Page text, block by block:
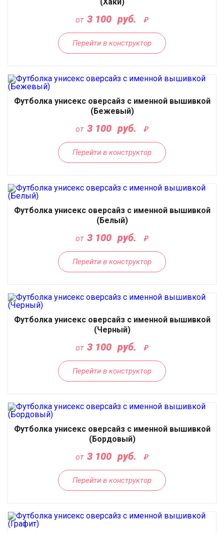
от 3 100 руб.
Перейти в конструктор
Футболка унисекс оверсайз с именной вышивкой
(Бежевый)
от 3 100 руб.
Перейти в конструктор
Футболка унисекс оверсайз с именной вышивкой
(Белый)
от 3 100 руб.
Перейти в конструктор
Футболка унисекс оверсайз с именной вышивкой
(Черный)
от 3 100 руб.
Перейти в конструктор
Футболка унисекс оверсайз с именной вышивкой
(Бордовый)
от 3 100 руб.
Перейти в конструктор